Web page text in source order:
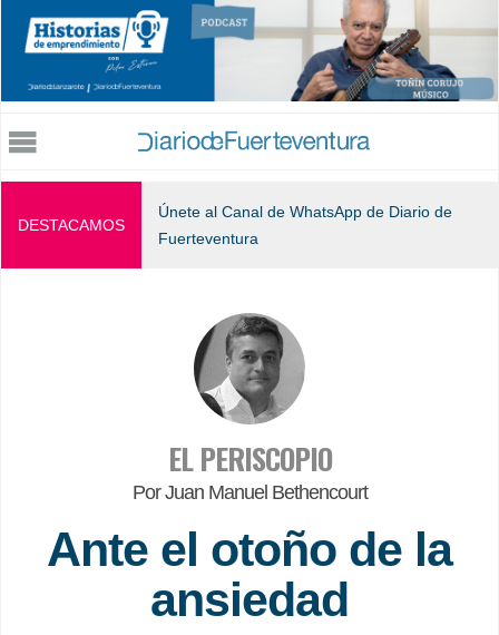
Jump to navigation
DESTACAMOS
Únete al Canal de WhatsApp de Diario de
Fuerteventura
EL PERISCOPIO
Por Juan Manuel Bethencourt
Ante el otoño de la
ansiedad